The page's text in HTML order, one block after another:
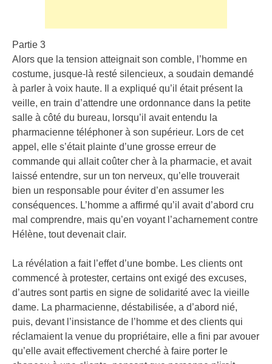
Partie 3
Alors que la tension atteignait son comble, l’homme en
costume, jusque-là resté silencieux, a soudain demandé
à parler à voix haute. Il a expliqué qu’il était présent la
veille, en train d’attendre une ordonnance dans la petite
salle à côté du bureau, lorsqu’il avait entendu la
pharmacienne téléphoner à son supérieur. Lors de cet
appel, elle s’était plainte d’une grosse erreur de
commande qui allait coûter cher à la pharmacie, et avait
laissé entendre, sur un ton nerveux, qu’elle trouverait
bien un responsable pour éviter d’en assumer les
conséquences. L’homme a affirmé qu’il avait d’abord cru
mal comprendre, mais qu’en voyant l’acharnement contre
Hélène, tout devenait clair.
La révélation a fait l’effet d’une bombe. Les clients ont
commencé à protester, certains ont exigé des excuses,
d’autres sont partis en signe de solidarité avec la vieille
dame. La pharmacienne, déstabilisée, a d’abord nié,
puis, devant l’insistance de l’homme et des clients qui
réclamaient la venue du propriétaire, elle a fini par avouer
qu’elle avait effectivement cherché à faire porter le